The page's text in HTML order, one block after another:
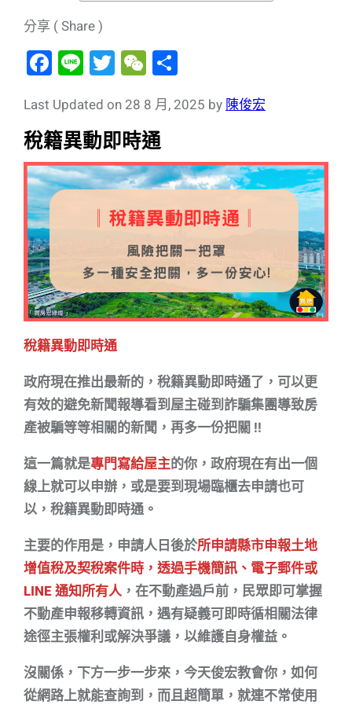
分享 ( Share )
F
a
c
e
b
o
Li
n
e
T
wi
tt
er
W
e
C
h
at
Last Updated on 28 8 月, 2025 by 陳俊宏
稅籍異動即時通
稅籍異動即時通
政府現在推出最新的，稅籍異動即時通了，可以更
有效的避免新聞報導看到屋主碰到詐騙集團導致房
產被騙等等相關的新聞，再多一份把關 !!
這一篇就是專門寫給屋主的你，政府現在有出一個
線上就可以申辦，或是要到現場臨櫃去申請也可
以，稅籍異動即時通。
主要的作用是，申請人日後於所申請縣市申報土地
增值稅及契稅案件時，透過手機簡訊、電子郵件或
LINE 通知所有人，在不動產過戶前，民眾即可掌握
不動產申報移轉資訊，遇有疑義可即時循相關法律
途徑主張權利或解決爭議，以維護自身權益。
沒關係，下方一步一步來，今天俊宏教會你，如何
從網路上就能查詢到，而且超簡單，就連不常使用